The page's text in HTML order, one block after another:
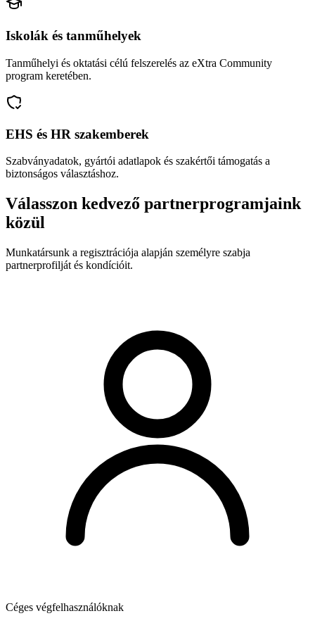
Iskolák és tanműhelyek
Tanműhelyi és oktatási célú felszerelés az eXtra Community
program keretében.
EHS és HR szakemberek
Szabványadatok, gyártói adatlapok és szakértői támogatás a
biztonságos választáshoz.
Válasszon kedvező partnerprogramjaink
közül
Munkatársunk a regisztrációja alapján személyre szabja
partnerprofilját és kondícióit.
Céges végfelhasználóknak